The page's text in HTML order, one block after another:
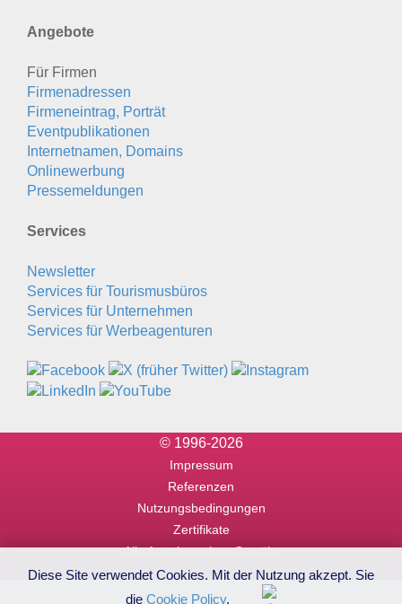
Angebote
Für Firmen
Firmenadressen
Firmeneintrag, Porträt
Eventpublikationen
Internetnamen, Domains
Onlinewerbung
Pressemeldungen
Services
Newsletter
Services für Tourismusbüros
Services für Unternehmen
Services für Werbeagenturen
© 1996-2026
Impressum
Referenzen
Nutzungsbedingungen
Zertifikate
Alle Angaben ohne Gewähr
Diese Site verwendet Cookies. Mit der Nutzung akzept. Sie
die Cookie Policy.